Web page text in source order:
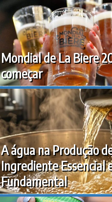
Mondial de La Biere
começar
A água na Produção
Ingrediente Essencial
Fundamental